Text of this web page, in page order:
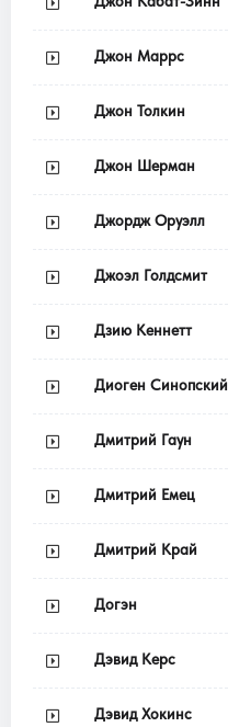
Джон Маррс
Джон Толкин
Джон Шерман
Джордж Оруэлл
Джоэл Голдсмит
Дзию Кеннетт
Диоген Синопский
Дмитрий Гаун
Дмитрий Емец
Дмитрий Край
Догэн
Дэвид Керс
Дэвид Хокинс